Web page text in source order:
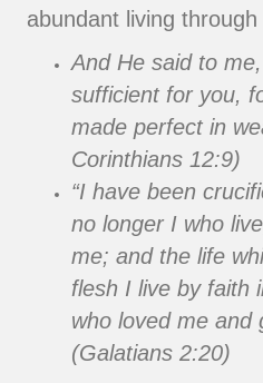
abundant living through
And He said to
sufficient for you,
made perfect in
Corinthians 12:9)
“I have been
no longer I who
me; and the life
flesh I live by faith
who loved me and
(Galatians 2:20)